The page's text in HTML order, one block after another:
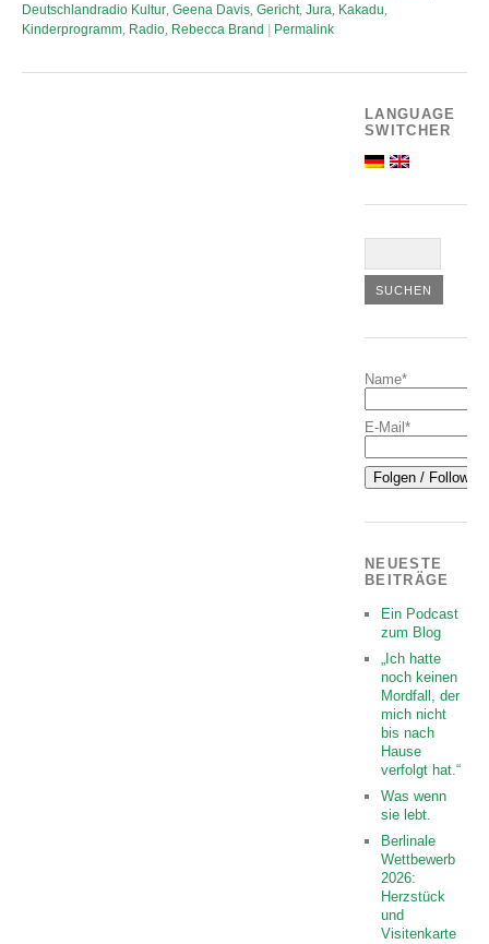
Deutschlandradio Kultur, Geena Davis, Gericht, Jura, Kakadu,
Kinderprogramm, Radio, Rebecca Brand Permalink
LANGUAGE
SWITCHER
Name*
E-Mail*
NEUESTE
BEITRÄGE
Ein Podcast
zum Blog
„Ich hatte
noch keinen
Mordfall, der
mich nicht
bis nach
Hause
verfolgt hat.“
Was wenn
sie lebt.
Berlinale
Wettbewerb
2026:
Herzstück
und
Visitenkarte